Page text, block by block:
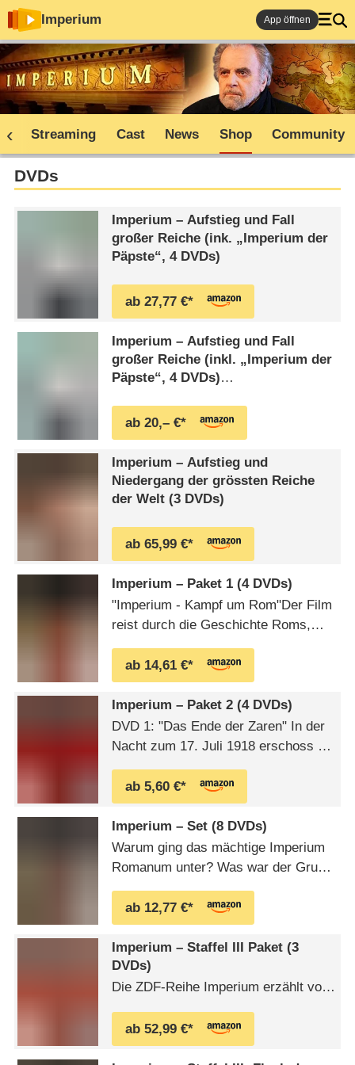
Imperium App öffnen
Streaming Cast News Shop Community
DVDs
Imperium – Aufstieg und Fall
großer Reiche (ink. „Imperium der
Päpste“, 4 DVDs)
ab 27,77 €*
Imperium – Aufstieg und Fall
großer Reiche (inkl. „Imperium der
Päpste“, 4 DVDs)
Reiche / Die komplette 20-teilige
Doku-Serie inkl. Special „Imperium
der Päpste“ (Pidax Doku-Highlights)
ab 20,– €*
Imperium – Aufstieg und
Niedergang der grössten Reiche
der Welt (3 DVDs)
ab 65,99 €*
Imperium – Paket 1 (4 DVDs)
"Imperium - Kampf um Rom"Der Film
reist durch die Geschichte Roms,
Romulus und Remus im Jahre 753
vor Christus. Er zeigt den Aufstieg
zur Wehrmacht bis hin zum
Untergangsdatum 28. Oktober 476
nach Christus, als dem neunjährigen
letzten Kaiser des Imperiums,
Romulus …
ab 14,61 €*
Imperium – Paket 2 (4 DVDs)
DVD 1: "Das Ende der Zaren" In der
Nacht zum 17. Juli 1918 erschoss ein
Hinrichtungskommando Zar Nikolaus
II. und seine Familie. In einem
Kellerraum der sibirischen Stadt
Jekaterinburg endete die
Herrscherdynastie der Romanows.
DVD 2: "Die letzten Tage von Peking"
Waren der viel …
ab 5,60 €*
Imperium – Set (8 DVDs)
Warum ging das mächtige Imperium
Romanum unter? Was war der Grund
durch den Angriff eines einzigen
Eroberers zerbrach? Wieso lag nach
Hannibals Triumphzug gegen Rom
plötzlich Karthago in Schutt und
Asche? Stürzte das Pharaonen-Reich
nur aufgrund der …
ab 12,77 €*
Imperium – Staffel III Paket (3
DVDs)
Die ZDF-Reihe Imperium erzählt vom
Maximilian Schell berichtet von der
Vergänglichkeit des Ruhmes und der
Macht, für die die Historiker
ab 52,99 €*